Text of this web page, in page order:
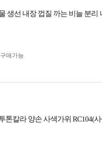
생선 내장 껍질 까는 비늘 분리
매가능
톤칼라 양손 사색가위 RC104(